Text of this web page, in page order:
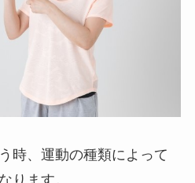
時、運動の種類によって
ります。